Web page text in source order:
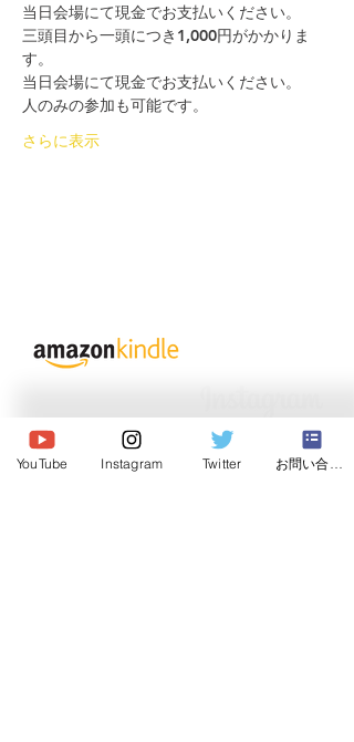
当日会場にて現金でお支払いください。
三頭目から一頭につき1,000円がかかりま
す。
当日会場にて現金でお支払いください。
人のみの参加も可能です。
さらに表示
YouTube Instagram Twitter